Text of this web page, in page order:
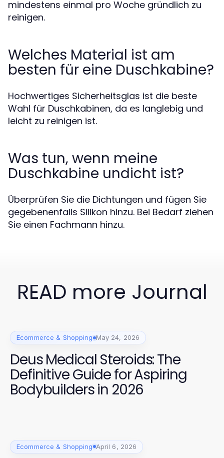
mindestens einmal pro Woche gründlich zu
reinigen.
Welches Material ist am
besten für eine Duschkabine?
Hochwertiges Sicherheitsglas ist die beste
Wahl für Duschkabinen, da es langlebig und
leicht zu reinigen ist.
Was tun, wenn meine
Duschkabine undicht ist?
Überprüfen Sie die Dichtungen und fügen Sie
gegebenenfalls Silikon hinzu. Bei Bedarf ziehen
Sie einen Fachmann hinzu.
READ more Journal
Ecommerce & Shopping May 24, 2026
Deus Medical Steroids: The
Definitive Guide for Aspiring
Bodybuilders in 2026
Ecommerce & Shopping April 6, 2026